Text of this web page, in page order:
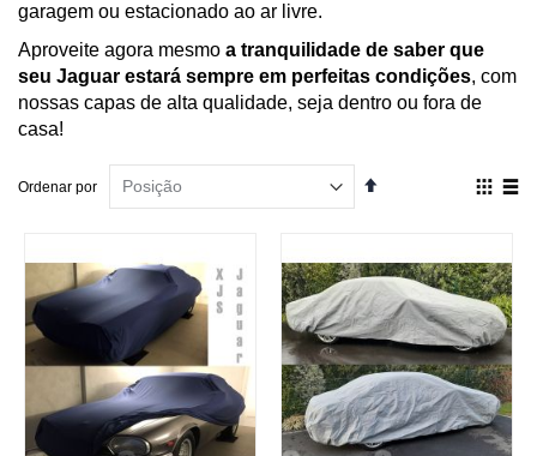
garagem ou estacionado ao ar livre.
Aproveite agora mesmo a tranquilidade de saber que
seu Jaguar estará sempre em perfeitas condições, com
nossas capas de alta qualidade, seja dentro ou fora de
casa!
Ordenar por
Definir
Ver